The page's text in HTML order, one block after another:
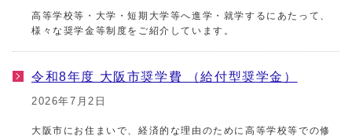
高等学校等・大学・短期大学等へ進学・就学するにあたって、
様々な奨学金等制度をご紹介しています。
令和8年度 大阪市奨学費 （給付型奨学金）
2026年7月2日
大阪市にお住まいで、経済的な理由のために高等学校等での修